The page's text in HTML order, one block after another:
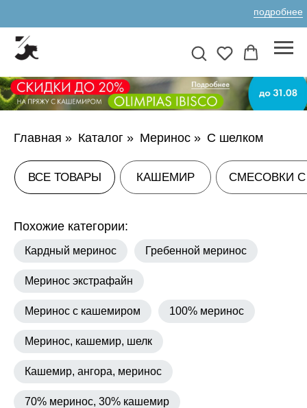
подробнее
Главная » Каталог » Меринос » С шелком
Похожие категории:
Кардный меринос Гребенной меринос
Меринос экстрафайн
Меринос с кашемиром 100% меринос
Меринос, кашемир, шелк
Кашемир, ангора, меринос
70% меринос, 30% кашемир